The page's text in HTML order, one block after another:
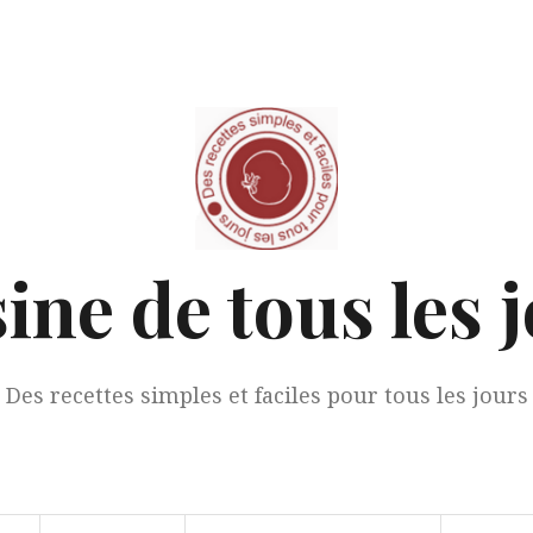
de tous les
Des recettes simples et faciles pour tous les jours